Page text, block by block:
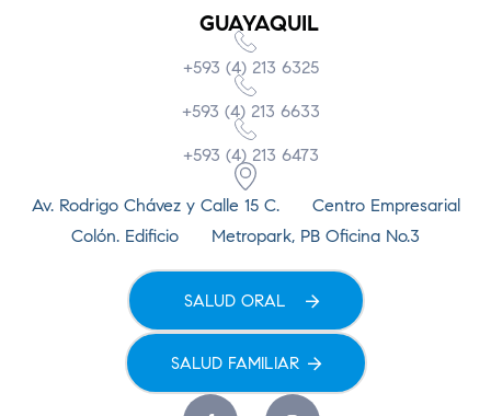
GUAYAQUIL
+593 (4) 213 6325
+593 (4) 213 6633
+593 (4) 213 6473
Av. Rodrigo Chávez y Calle 15 C. Centro Empresarial
Colón. Edificio Metropark, PB Oficina No.3
SALUD ORAL
SALUD FAMILIAR